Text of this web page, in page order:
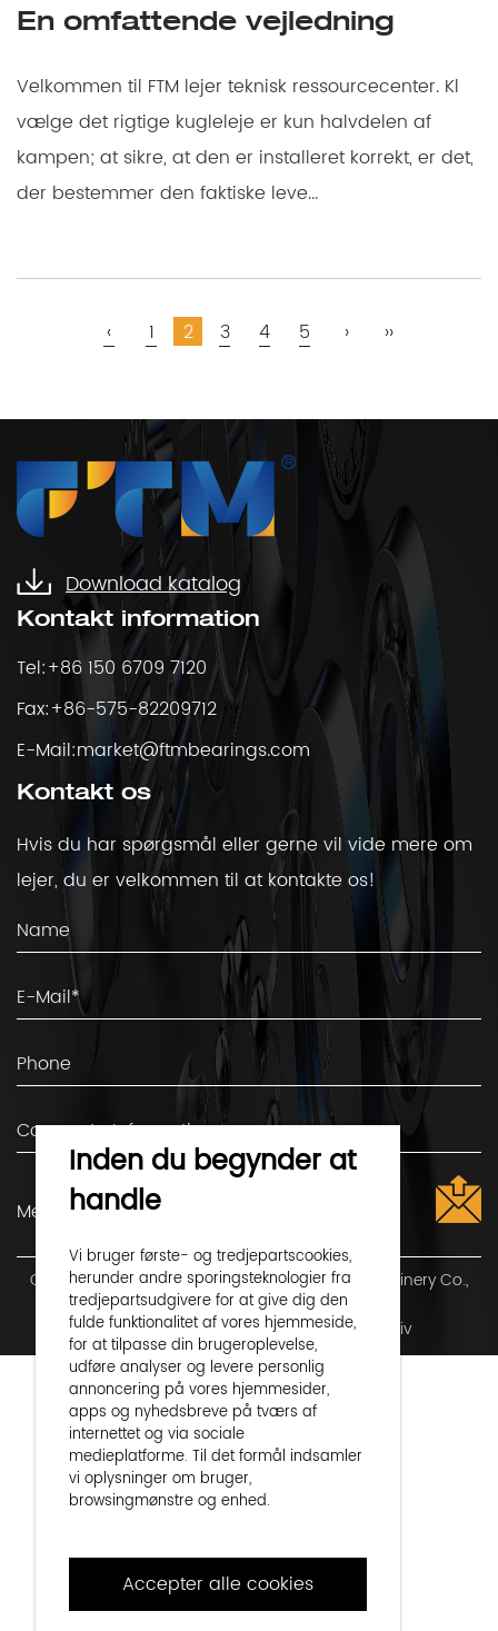
En omfattende vejledning
Velkommen til FTM lejer teknisk ressourcecenter. Kl
vælge det rigtige kugleleje er kun halvdelen af ​​
kampen; at sikre, at den er installeret korrekt, er det,
der bestemmer den faktiske leve...
‹ 1 2 3 4 5 › ››
Download katalog
Kontakt information
Tel:+86 150 6709 7120
Fax:+86-575-82209712
E-Mail:market@ftmbearings.com
Kontakt os
Hvis du har spørgsmål eller gerne vil vide mere om
lejer, du er velkommen til at kontakte os!
Copyright ©Shaoxing Shangyu Flight Seiko Machinery Co.,
Ltd.Alle rettigheder forbeholdes
Technical Support ： Smart Cloud Privatliv
Inden du begynder at
handle
Vi bruger første- og tredjepartscookies,
herunder andre sporingsteknologier fra
tredjepartsudgivere for at give dig den
fulde funktionalitet af vores hjemmeside,
for at tilpasse din brugeroplevelse,
udføre analyser og levere personlig
annoncering på vores hjemmesider,
apps og nyhedsbreve på tværs af
internettet og via sociale
medieplatforme. Til det formål indsamler
vi oplysninger om bruger,
browsingmønstre og enhed.
accepterer du dette og accepterer, at vi
deler disse oplysninger med tredjeparter,
såsom vores reklamepartnere. Hvis du
Accepter alle cookies